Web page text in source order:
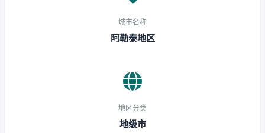
城市名称
阿勒泰地区
地区分类
地级市